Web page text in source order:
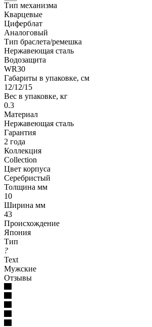
Тип механизма
Кварцевые
Циферблат
Аналоговый
Тип браслета/ремешка
Нержавеющая сталь
Водозащита
WR30
Габариты в упаковке, см
12/12/15
Вес в упаковке, кг
0.3
Материал
Нержавеющая сталь
Гарантия
2 года
Коллекция
Collection
Цвет корпуса
Серебристый
Толщина мм
10
Ширина мм
43
Происхождение
Япония
Тип
?
Text
Мужские
Отзывы